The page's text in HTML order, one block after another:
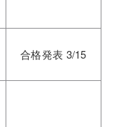
合格発表 3/15